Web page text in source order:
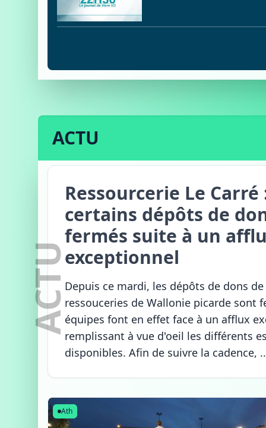
ACTU
ACTU
Ressourcerie Le Carré
certains dépôts de
fermés suite à un
exceptionnel
Depuis ce mardi, les dépôts de dons
ressouceries de Wallonie picarde sont
équipes font en effet face à un afflux
remplissant à vue d'oeil les différents
disponibles. Afin de suivre la cadence,
Ath